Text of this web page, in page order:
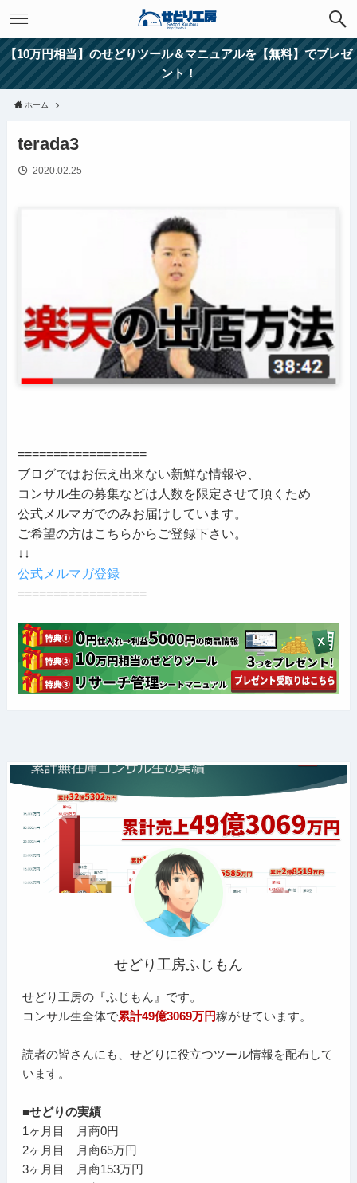
【10万円相当】のせどりツール＆マニュアルを【無料】でプレゼ
ント！
ホーム
terada3
2020.02.25
==================
ブログではお伝え出来ない新鮮な情報や、
コンサル生の募集などは人数を限定させて頂くため
公式メルマガでのみお届けしています。
ご希望の方はこちらからご登録下さい。
↓↓
公式メルマガ登録
==================
せどり工房ふじもん
せどり工房の『ふじもん』です。
コンサル生全体で累計49億3069万円稼がせています。
読者の皆さんにも、せどりに役立つツール情報を配布して
います。
■せどりの実績
1ヶ月目 月商0円
2ヶ月目 月商65万円
3ヶ月目 月商153万円